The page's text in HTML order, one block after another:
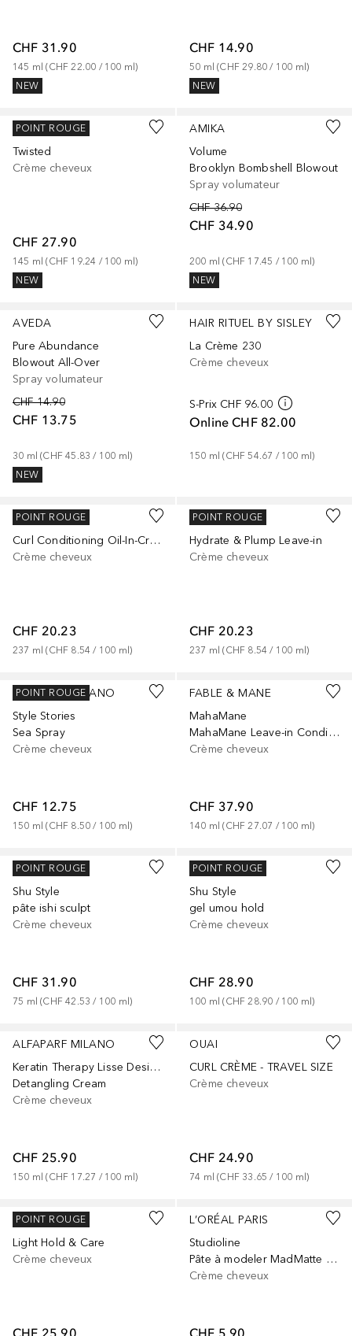
CHF 31.90
145 ml (CHF 22.00 / 100 ml)
NEW
CHF 14.90
50 ml (CHF 29.80 / 100 ml)
NEW
SEBASTIAN
Twisted
Crème cheveux
CHF 27.90
145 ml (CHF 19.24 / 100 ml)
NEW
POINT ROUGE
AMIKA
Volume
Brooklyn Bombshell Blowout
Spray volumateur
CHF 36.90
CHF 34.90
200 ml (CHF 17.45 / 100 ml)
NEW
AVEDA
Pure Abundance
Blowout All-Over
Spray volumateur
CHF 14.90
CHF 13.75
30 ml (CHF 45.83 / 100 ml)
NEW
HAIR RITUEL BY SISLEY
La Crème 230
Crème cheveux
S-Prix CHF 96.00
Online CHF 82.00
150 ml (CHF 54.67 / 100 ml)
CURLSMITH
Curl Conditioning Oil-In-Cream
Crème cheveux
CHF 20.23
237 ml (CHF 8.54 / 100 ml)
POINT ROUGE
CURLSMITH
Hydrate & Plump Leave-in
Crème cheveux
CHF 20.23
237 ml (CHF 8.54 / 100 ml)
POINT ROUGE
ALFAPARF MILANO
Style Stories
Sea Spray
Crème cheveux
CHF 12.75
150 ml (CHF 8.50 / 100 ml)
POINT ROUGE
FABLE & MANE
MahaMane
MahaMane Leave-in Conditioner
Crème cheveux
CHF 37.90
140 ml (CHF 27.07 / 100 ml)
SHU UEMURA
Shu Style
pâte ishi sculpt
Crème cheveux
CHF 31.90
75 ml (CHF 42.53 / 100 ml)
POINT ROUGE
SHU UEMURA
Shu Style
gel umou hold
Crème cheveux
CHF 28.90
100 ml (CHF 28.90 / 100 ml)
POINT ROUGE
ALFAPARF MILANO
Keratin Therapy Lisse Design
Detangling Cream
Crème cheveux
CHF 25.90
150 ml (CHF 17.27 / 100 ml)
OUAI
CURL CRÈME - TRAVEL SIZE
Crème cheveux
CHF 24.90
74 ml (CHF 33.65 / 100 ml)
CURLSMITH
Light Hold & Care
Crème cheveux
POINT ROUGE
L’ORÉAL PARIS
Studioline
Pâte à modeler MadMatte Matte
Crème cheveux